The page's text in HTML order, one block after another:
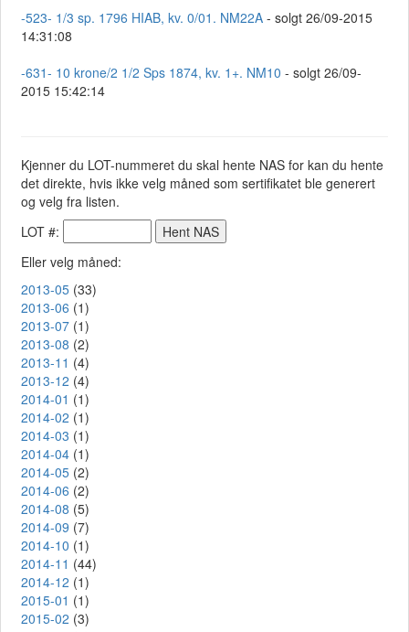
-523- 1/3 sp. 1796 HIAB, kv. 0/01. NM22A - solgt 26/09-2015
14:31:08
-631- 10 krone/2 1/2 Sps 1874, kv. 1+. NM10 - solgt 26/09-
2015 15:42:14
Kjenner du LOT-nummeret du skal hente NAS for kan du hente
det direkte, hvis ikke velg måned som sertifikatet ble generert
og velg fra listen.
LOT #:
Eller velg måned:
2013-05 (33)
2013-06 (1)
2013-07 (1)
2013-08 (2)
2013-11 (4)
2013-12 (4)
2014-01 (1)
2014-02 (1)
2014-03 (1)
2014-04 (1)
2014-05 (2)
2014-06 (2)
2014-08 (5)
2014-09 (7)
2014-10 (1)
2014-11 (44)
2014-12 (1)
2015-01 (1)
2015-02 (3)